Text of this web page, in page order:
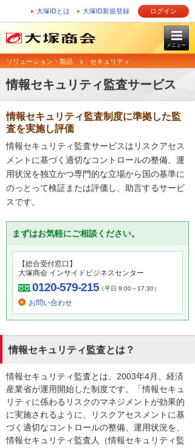
大塚IDとは 大塚ID新規登録 ログイン
メニュー
ソリューション・製品 セキュリティ
情報セキュリティ監査サービス
情報セキュリティ監査制度に準拠した監
査を実施し評価
情報セキュリティ監査サービスはリスクアセス
メントに基づく適切なコントロールの整備、運
用状況を独立かつ専門的な立場から国の基準に
のっとって検証または評価し、助言するサービ
スです。
まずはお気軽にご相談ください。
【総合受付窓口】
大塚商会 インサイドビジネスセンター
0120-579-215（平日 9:00～17:30）
お問い合わせ
情報セキュリティ監査とは？
情報セキュリティ監査とは、2003年4月、経済
産業省が運用開始した制度です。「情報セキュ
リティに係わるリスクのマネジメントが効果的
に実施されるように、リスクアセスメントに基
づく適切なコントロールの整備、運用状況を、
情報セキュリティ監査人（情報セキュリティ監